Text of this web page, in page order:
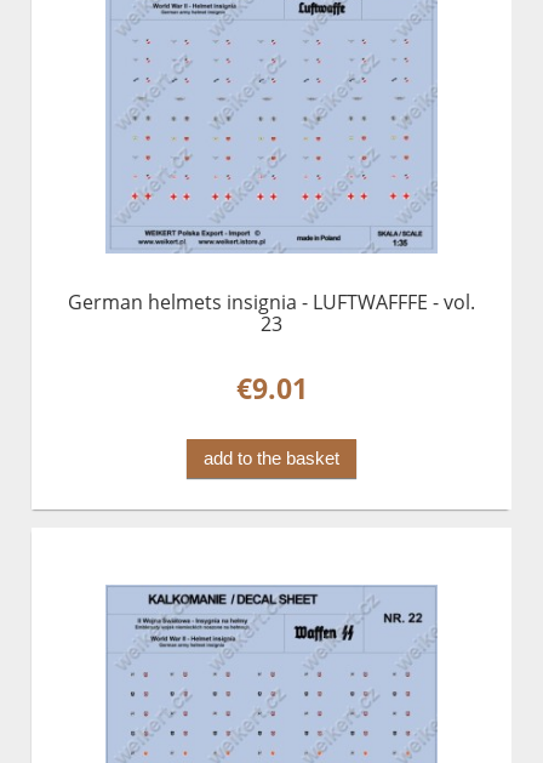
German helmets insignia - LUFTWAFFFE - vol.
23
€9.01
add to the basket